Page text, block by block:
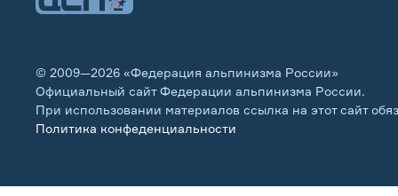
© 2009—2026 «Федерация альпинизма России»
Официальный сайт Федерации альпинизма России.
При использовании материалов ссылка на этот сайт
Политика конфеденциальности